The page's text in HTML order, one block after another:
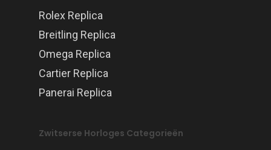
Rolex Replica
Breitling Replica
Omega Replica
Cartier Replica
Panerai Replica
Zwitserse Horloges Categorieën